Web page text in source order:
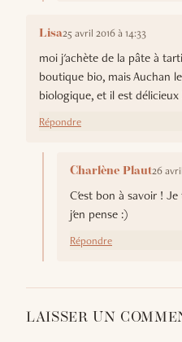
Lisa25 avril 2016 à 14:33
moi j'achète de la pâte à
boutique bio, mais Auchan
biologique, et il est délicieux
Répondre
Charlène Plaut26
C'est bon à savoir !
j'en pense :)
Répondre
LAISSER UN